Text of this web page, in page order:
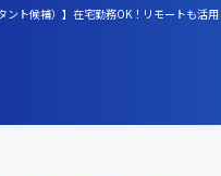
ト候補）】在宅勤務OK！リモートも活